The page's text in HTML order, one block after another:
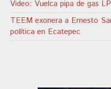
Video: Vuelca pipa de gas
TEEM exonera a Ernesto
política en Ecatepec